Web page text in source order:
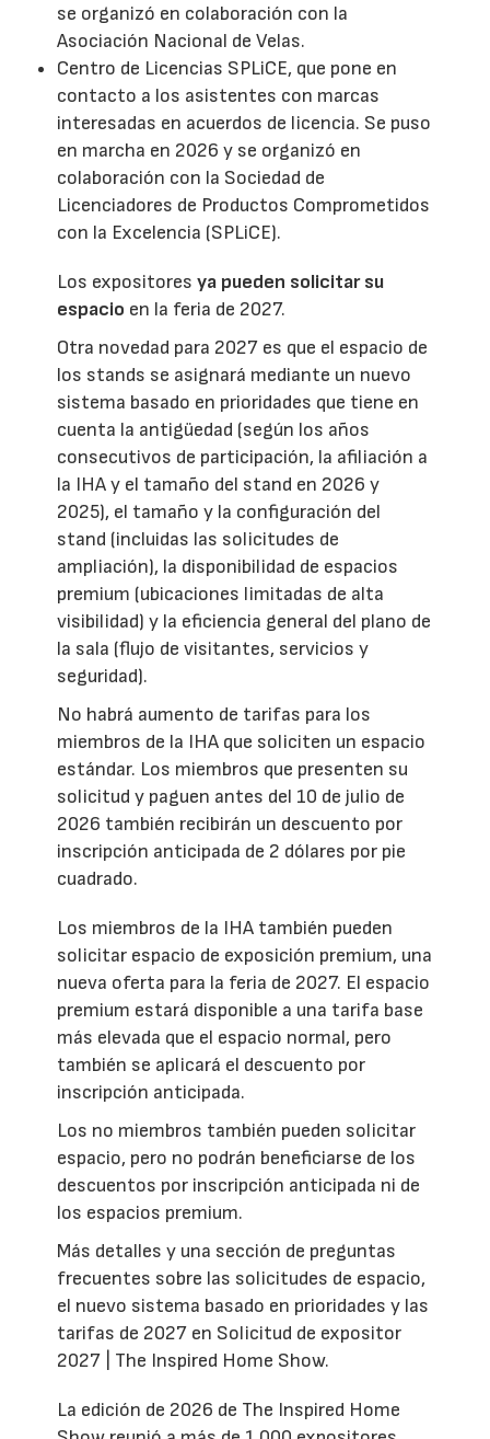
se organizó en colaboración con la
Asociación Nacional de Velas.
Centro de Licencias SPLiCE, que pone en
contacto a los asistentes con marcas
interesadas en acuerdos de licencia. Se puso
en marcha en 2026 y se organizó en
colaboración con la Sociedad de
Licenciadores de Productos Comprometidos
con la Excelencia (SPLiCE).
Los expositoresya pueden solicitar su
espacio en la feria de 2027.
Otra novedad para 2027 es que el espacio de
los stands se asignará mediante un nuevo
sistema basado en prioridades que tiene en
cuenta la antigüedad (según los años
consecutivos de participación, la afiliación a
la IHA y el tamaño del stand en 2026 y
2025), el tamaño y la configuración del
stand (incluidas las solicitudes de
ampliación), la disponibilidad de espacios
premium (ubicaciones limitadas de alta
visibilidad) y la eficiencia general del plano de
la sala (flujo de visitantes, servicios y
seguridad).
No habrá aumento de tarifas para los
miembros de la IHA que soliciten un espacio
estándar. Los miembros que presenten su
solicitud y paguen antes del 10 de julio de
2026 también recibirán un descuento por
inscripción anticipada de 2 dólares por pie
cuadrado.
Los miembros de la IHA también pueden
solicitar espacio de exposición premium, una
nueva oferta para la feria de 2027. El espacio
premium estará disponible a una tarifa base
más elevada que el espacio normal, pero
también se aplicará el descuento por
inscripción anticipada.
Los no miembros también pueden solicitar
espacio, pero no podrán beneficiarse de los
descuentos por inscripción anticipada ni de
los espacios premium.
Más detalles y una sección de preguntas
frecuentes sobre las solicitudes de espacio,
el nuevo sistema basado en prioridades y las
tarifas de 2027 en Solicitud de expositor
2027 | The Inspired Home Show.
La edición de 2026 de The Inspired Home